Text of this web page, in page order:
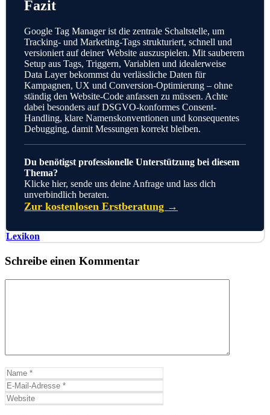
Fazit
Google Tag Manager ist die zentrale Schaltstelle, um
Tracking- und Marketing-Tags strukturiert, schnell und
versioniert auf deiner Website auszuspielen. Mit sauberem
Setup aus Tags, Triggern, Variablen und idealerweise
Data Layer bekommst du verlässliche Daten für
Kampagnen, UX und Conversion-Optimierung – ohne
ständig den Website-Code anfassen zu müssen. Achte
dabei besonders auf DSGVO-konformes Consent-
Handling, klare Namenskonventionen und konsequentes
Debugging, damit Messungen korrekt bleiben.
Du benötigst professionelle Unterstützung bei diesem
Thema?
Klicke hier, sende uns deine Anfrage und lass dich
unverbindlich beraten.
Zur kostenlosen Erstberatung →
Kategorien
Lexikon
Schreibe einen Kommentar
Name